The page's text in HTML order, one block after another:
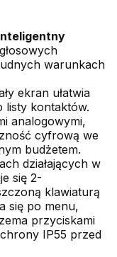
warunkach
ekran ułatwia
listy kontaktów.
analogowymi,
cyfrową we
budżetem.
działających w
się 2-
klawiaturą
się po menu,
przyciskami
IP55 przed